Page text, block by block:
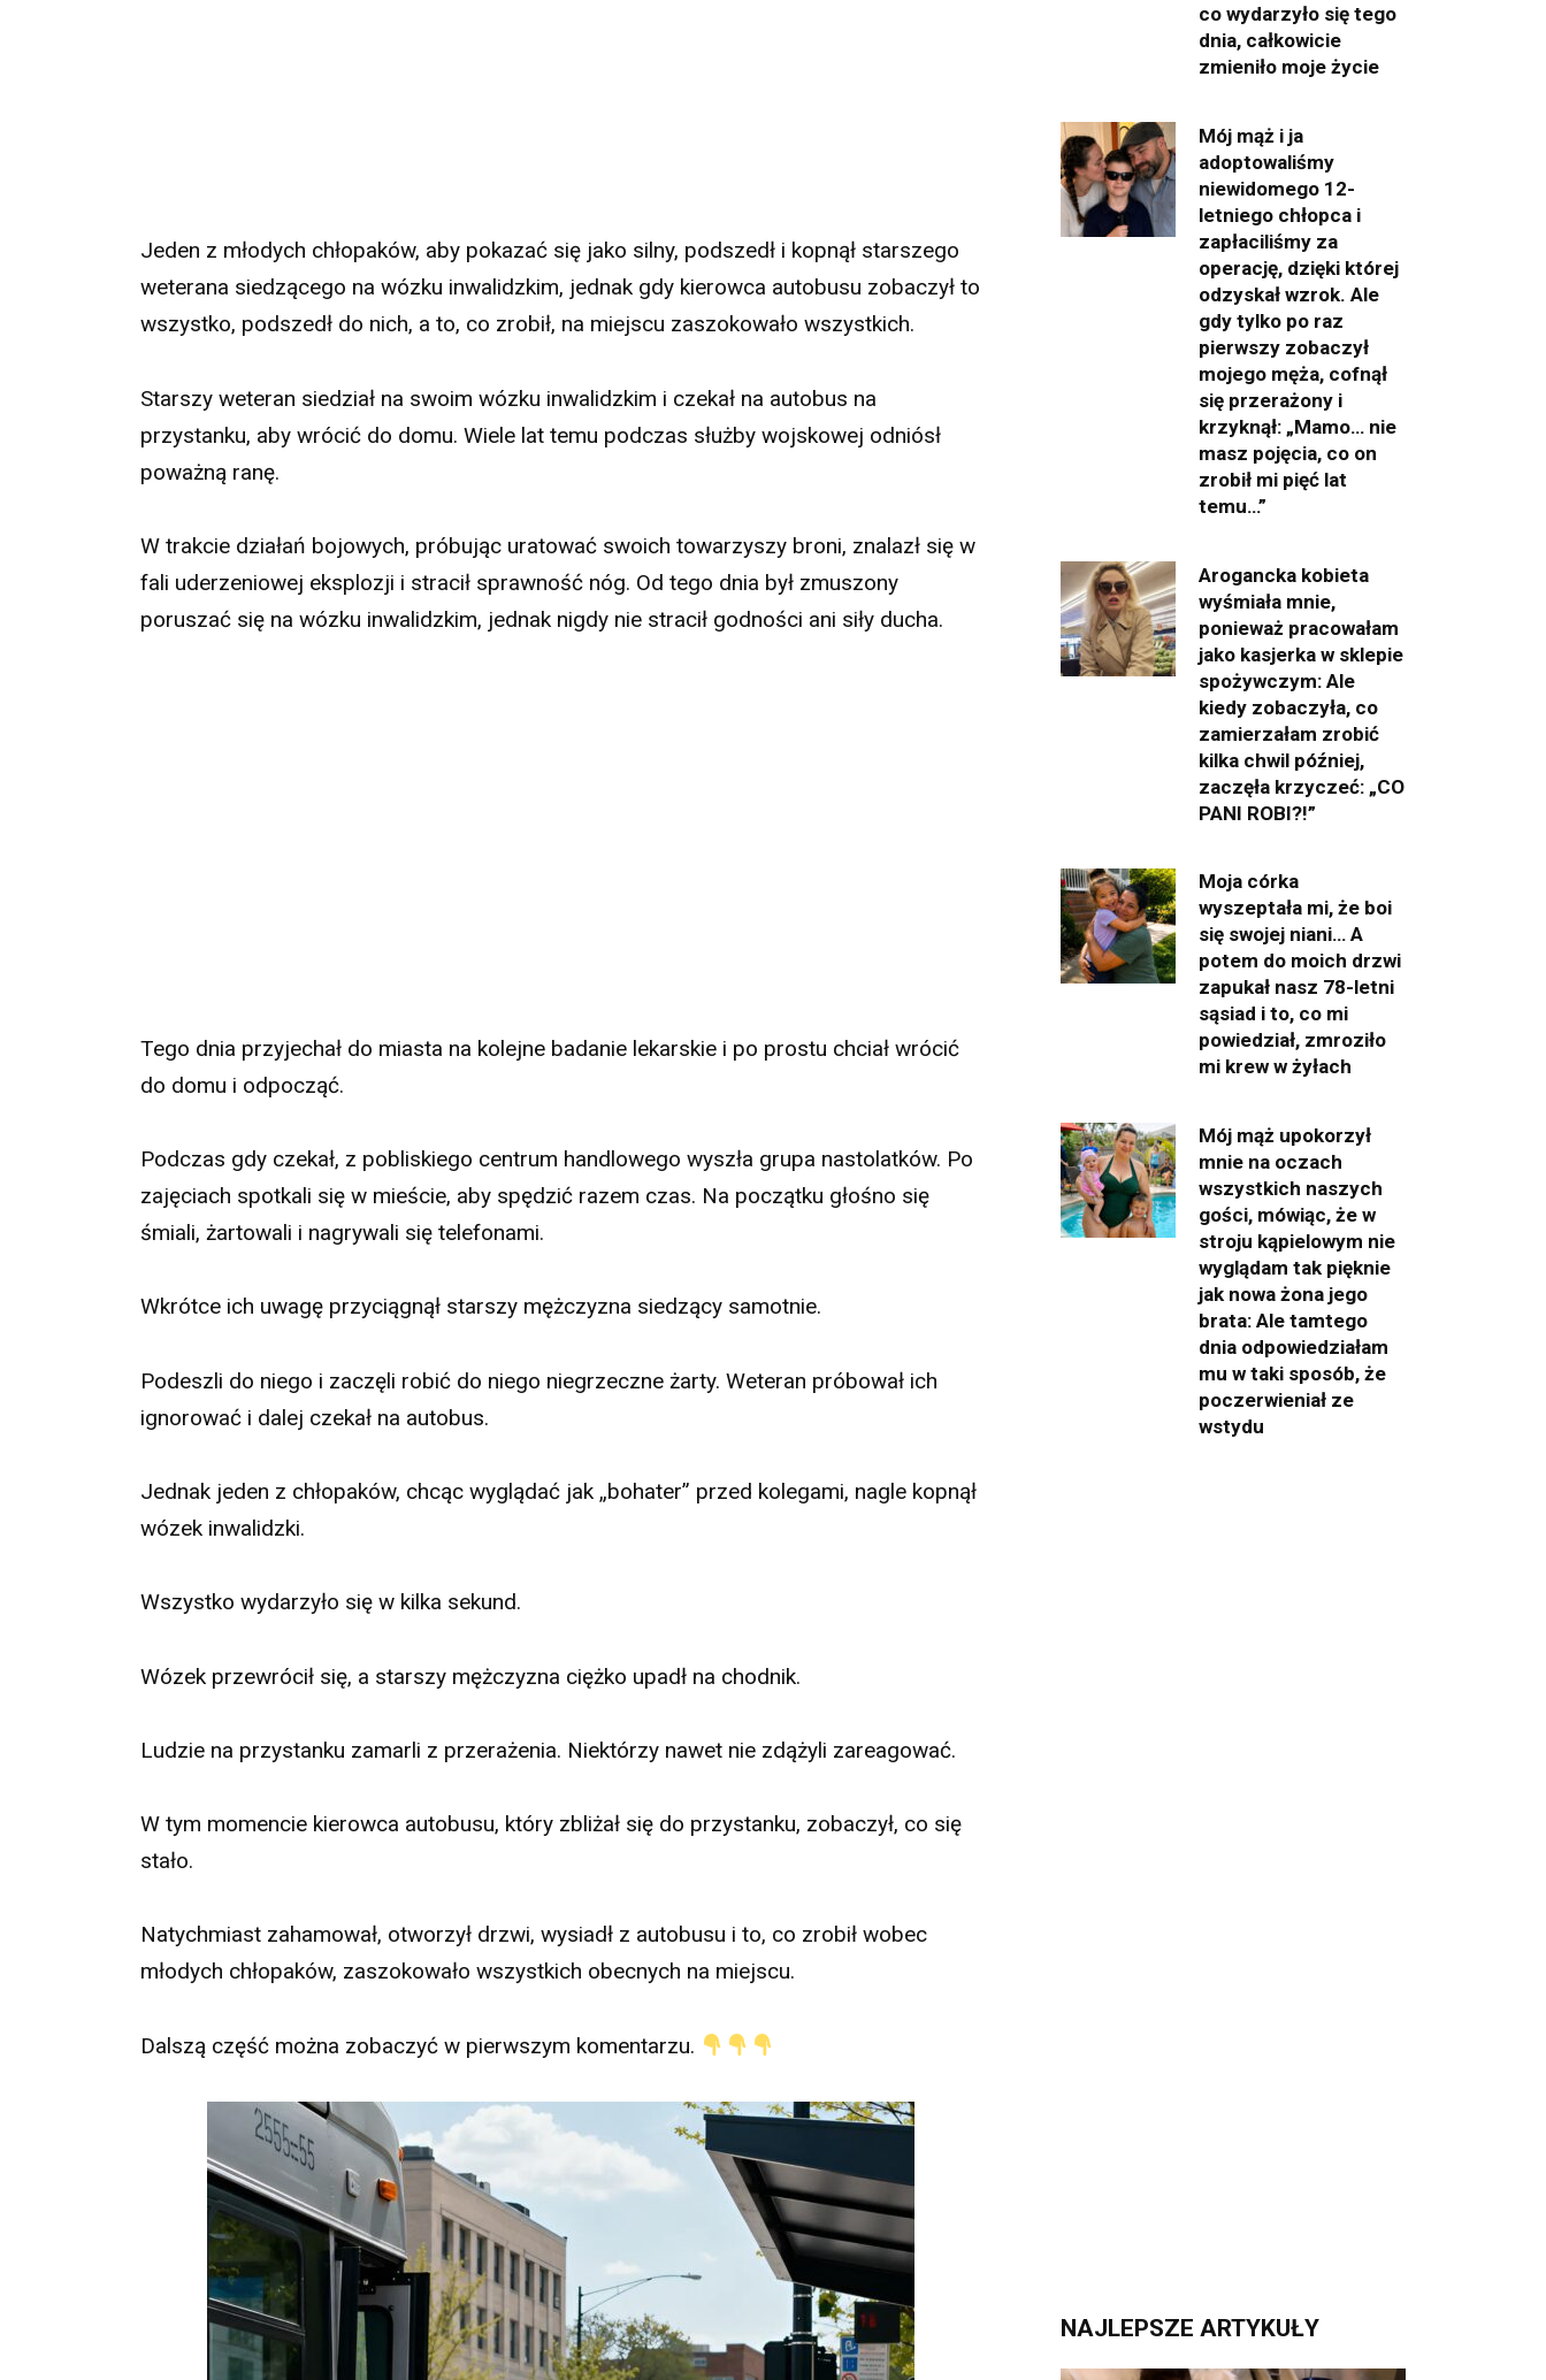
Jeden z młodych chłopaków, aby pokazać się jako silny, podszedł i kopnął starszego
weterana siedzącego na wózku inwalidzkim, jednak gdy kierowca autobusu zobaczył to
wszystko, podszedł do nich, a to, co zrobił, na miejscu zaszokowało wszystkich.
Starszy weteran siedział na swoim wózku inwalidzkim i czekał na autobus na
przystanku, aby wrócić do domu. Wiele lat temu podczas służby wojskowej odniósł
poważną ranę.
W trakcie działań bojowych, próbując uratować swoich towarzyszy broni, znalazł się w
fali uderzeniowej eksplozji i stracił sprawność nóg. Od tego dnia był zmuszony
poruszać się na wózku inwalidzkim, jednak nigdy nie stracił godności ani siły ducha.
Tego dnia przyjechał do miasta na kolejne badanie lekarskie i po prostu chciał wrócić
do domu i odpocząć.
Podczas gdy czekał, z pobliskiego centrum handlowego wyszła grupa nastolatków. Po
zajęciach spotkali się w mieście, aby spędzić razem czas. Na początku głośno się
śmiali, żartowali i nagrywali się telefonami.
Wkrótce ich uwagę przyciągnął starszy mężczyzna siedzący samotnie.
Podeszli do niego i zaczęli robić do niego niegrzeczne żarty. Weteran próbował ich
ignorować i dalej czekał na autobus.
Jednak jeden z chłopaków, chcąc wyglądać jak „bohater” przed kolegami, nagle kopnął
wózek inwalidzki.
Wszystko wydarzyło się w kilka sekund.
Wózek przewrócił się, a starszy mężczyzna ciężko upadł na chodnik.
Ludzie na przystanku zamarli z przerażenia. Niektórzy nawet nie zdążyli zareagować.
W tym momencie kierowca autobusu, który zbliżał się do przystanku, zobaczył, co się
stało.
Natychmiast zahamował, otworzył drzwi, wysiadł z autobusu i to, co zrobił wobec
młodych chłopaków, zaszokowało wszystkich obecnych na miejscu.
Dalszą część można zobaczyć w pierwszym komentarzu.
co wydarzyło się tego
dnia, całkowicie
zmieniło moje życie
Mój mąż i ja
adoptowaliśmy
niewidomego 12-
letniego chłopca i
zapłaciliśmy za
operację, dzięki której
odzyskał wzrok. Ale
gdy tylko po raz
pierwszy zobaczył
mojego męża, cofnął
się przerażony i
krzyknął: „Mamo… nie
masz pojęcia, co on
zrobił mi pięć lat
temu…”
Arogancka kobieta
wyśmiała mnie,
ponieważ pracowałam
jako kasjerka w sklepie
spożywczym: Ale
kiedy zobaczyła, co
zamierzałam zrobić
kilka chwil później,
zaczęła krzyczeć: „CO
PANI ROBI?!”
Moja córka
wyszeptała mi, że boi
się swojej niani… A
potem do moich drzwi
zapukał nasz 78-letni
sąsiad i to, co mi
powiedział, zmroziło
mi krew w żyłach
Mój mąż upokorzył
mnie na oczach
wszystkich naszych
gości, mówiąc, że w
stroju kąpielowym nie
wyglądam tak pięknie
jak nowa żona jego
brata: Ale tamtego
dnia odpowiedziałam
mu w taki sposób, że
poczerwieniał ze
wstydu
NAJLEPSZE ARTYKUŁY